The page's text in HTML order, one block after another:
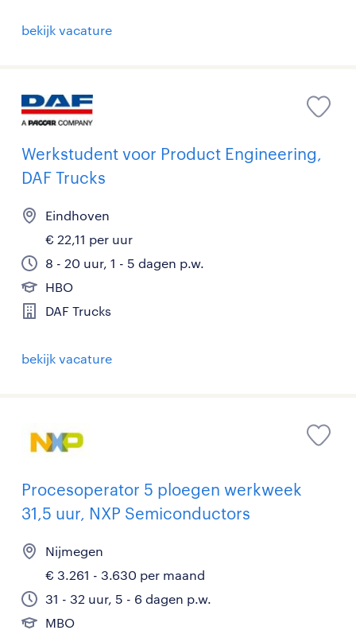
bekijk vacature
Werkstudent voor Product Engineering,
DAF Trucks
Eindhoven
€ 22,11 per uur
8 - 20 uur, 1 - 5 dagen p.w.
HBO
DAF Trucks
bekijk vacature
Procesoperator 5 ploegen werkweek
31,5 uur, NXP Semiconductors
Nijmegen
€ 3.261 - 3.630 per maand
31 - 32 uur, 5 - 6 dagen p.w.
MBO